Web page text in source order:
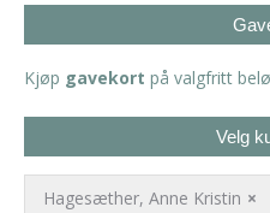
Kjøp gavekort på valgfritt
Velg
×
Hagesæther, Anne Kristin